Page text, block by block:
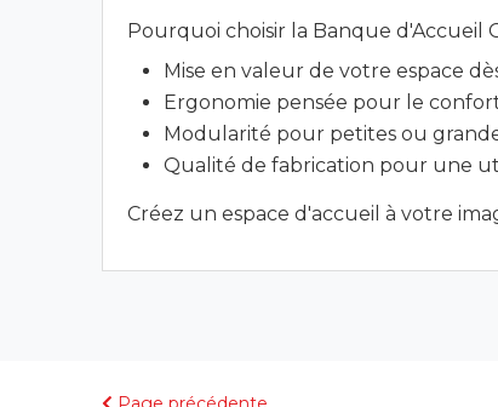
Pourquoi choisir la Banque d'Accueil
Mise en valeur de votre espace
Ergonomie pensée pour le
Modularité pour petites ou
Qualité de fabrication pour une
Créez un espace d'accueil à votre